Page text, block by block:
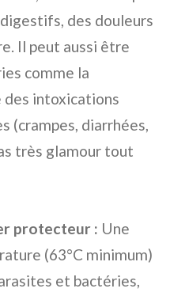
des douleurs
Il peut aussi être
comme la
des intoxications
(crampes, diarrhées,
très glamour tout
protecteur : Une
(63°C minimum)
et bactéries,